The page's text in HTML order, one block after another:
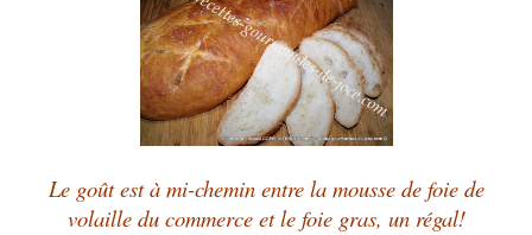
Le goût est à mi-chemin entre la mousse de foie de
volaille du commerce et le foie gras, un régal!